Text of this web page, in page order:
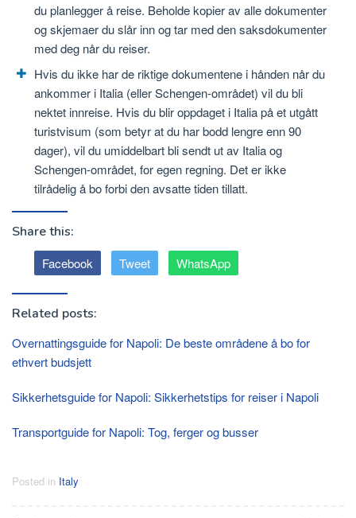
du planlegger å reise. Beholde kopier av alle dokumenter
og skjemaer du slår inn og tar med den saksdokumenter
med deg når du reiser.
Hvis du ikke har de riktige dokumentene i hånden når du
ankommer i Italia (eller Schengen-området) vil du bli
nektet innreise. Hvis du blir oppdaget i Italia på et utgått
turistvisum (som betyr at du har bodd lengre enn 90
dager), vil du umiddelbart bli sendt ut av Italia og
Schengen-området, for egen regning. Det er ikke
tilrådelig å bo forbi den avsatte tiden tillatt.
Share this:
Facebook Tweet WhatsApp
Related posts:
Overnattingsguide for Napoli: De beste områdene å bo for
ethvert budsjett
Sikkerhetsguide for Napoli: Sikkerhetstips for reiser i Napoli
Transportguide for Napoli: Tog, ferger og busser
Posted in Italy